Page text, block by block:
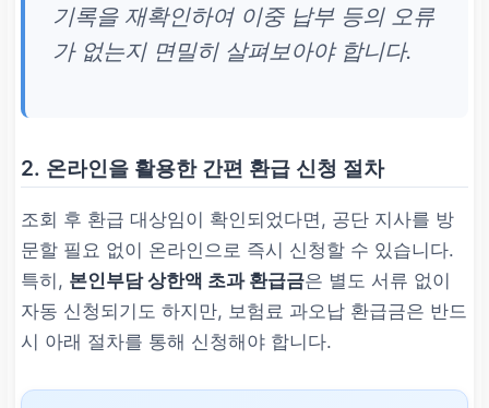
기록을 재확인하여 이중 납부 등의 오류
가 없는지 면밀히 살펴보아야 합니다.
2. 온라인을 활용한 간편 환급 신청 절차
조회 후 환급 대상임이 확인되었다면, 공단 지사를 방
문할 필요 없이 온라인으로 즉시 신청할 수 있습니다.
특히, 본인부담 상한액 초과 환급금은 별도 서류 없이
자동 신청되기도 하지만, 보험료 과오납 환급금은 반드
시 아래 절차를 통해 신청해야 합니다.